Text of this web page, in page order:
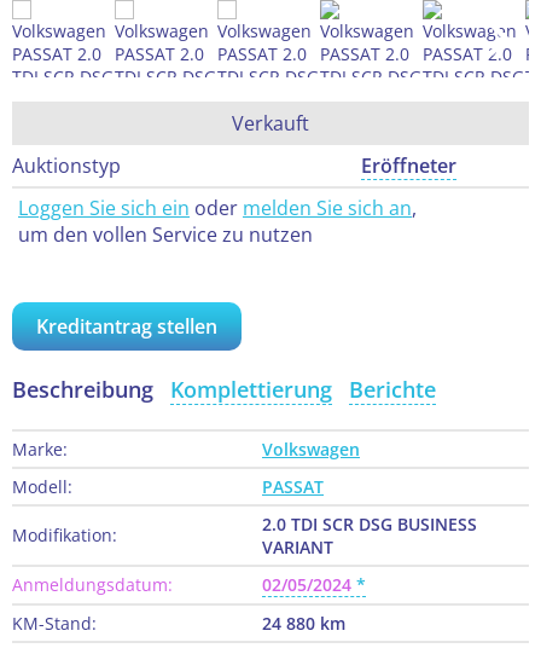
Verkauft
Auktionstyp
Eröffneter
Loggen Sie sich ein oder melden Sie sich an,
um den vollen Service zu nutzen
Kreditantrag stellen
Beschreibung Komplettierung Berichte
Marke:
Volkswagen
Modell:
PASSAT
Modifikation:
2.0 TDI SCR DSG BUSINESS
VARIANT
Anmeldungsdatum:
02/05/2024
KM-Stand:
24 880 km